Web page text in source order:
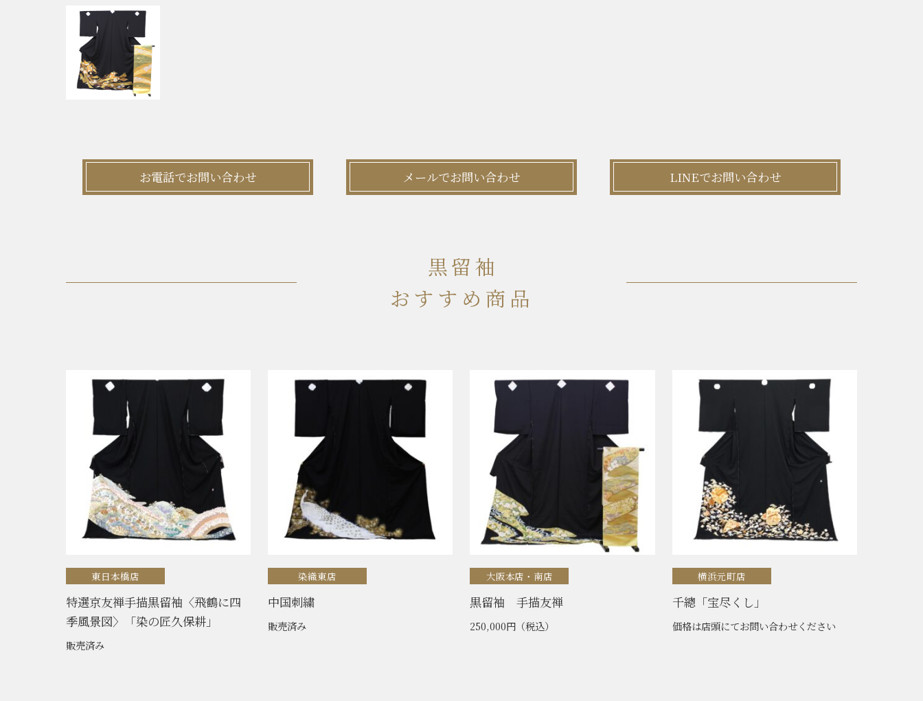
お電話でお問い合わせ メールでお問い合わせ LINEでお問い合わせ
黒留袖
おすすめ商品
東日本橋店
特選京友禅手描黒留袖〈飛鶴に四
季風景図〉「染の匠久保耕」
販売済み
染織東店
中国刺繍
販売済み
大阪本店・南店
黒留袖 手描友禅
250,000円 （税込）
横浜元町店
千總「宝尽くし」
価格は店頭にてお問い合わせください